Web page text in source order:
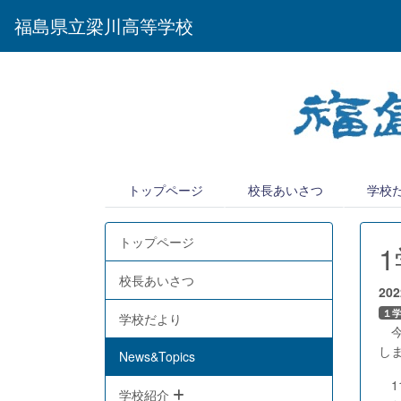
福島県立梁川高等学校
トップページ 校長あいさつ 学校
トップページ
校長あいさつ
学校だより
News&Topics
学校紹介
１
し